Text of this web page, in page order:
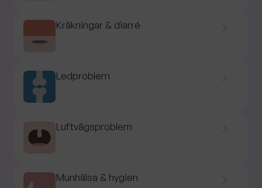
Kräkningar & diarré
Ledproblem
Luftvägsproblem
Munhälsa & hygien